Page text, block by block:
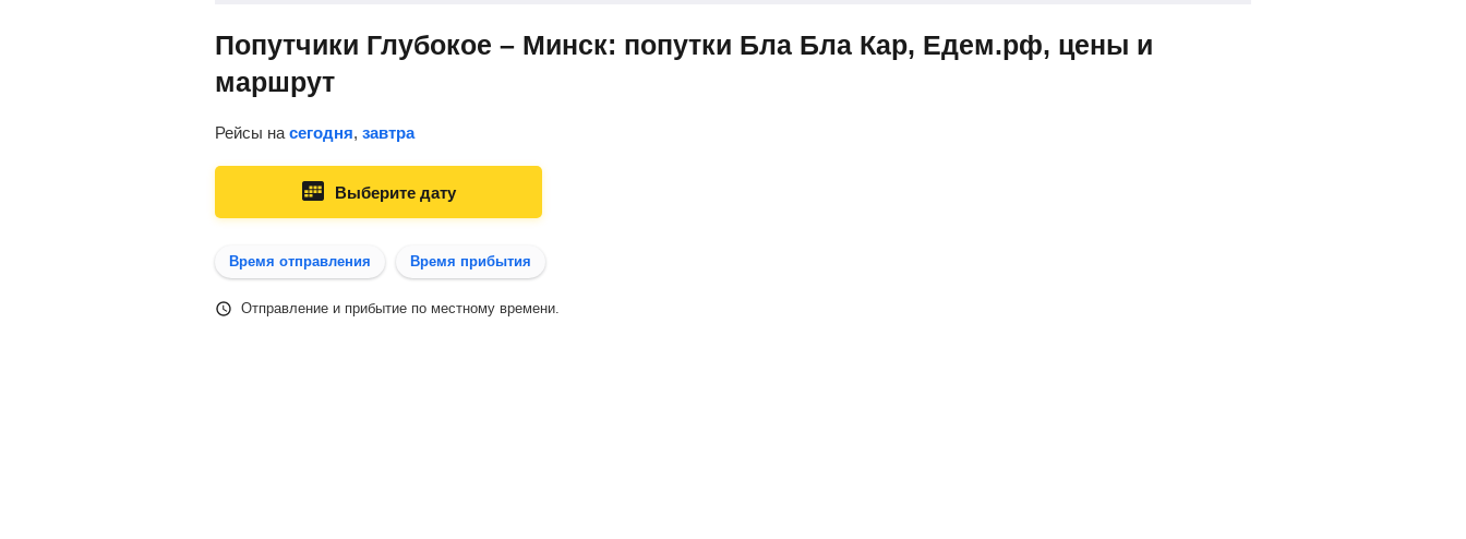
Попутчики Глубокое – Минск: попутки Бла Бла Кар, Едем.рф, цены и
маршрут
Рейсы на сегодня, завтра
Выберите дату
Время отправления Время прибытия
Отправление и прибытие по местному времени.